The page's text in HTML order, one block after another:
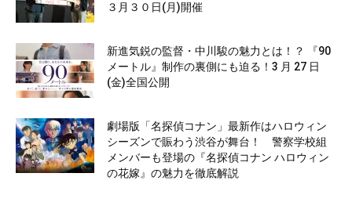
３月３０日(月)開催
新進気鋭の監督・中川駿の魅力とは！？ 『90
メートル』制作の裏側にも迫る！3 月 27 日
(金)全国公開
劇場版「名探偵コナン」最新作はハロウィン
シーズンで賑わう渋谷が舞台！ 警察学校組
メンバーも登場の『名探偵コナン ハロウィン
の花嫁』の魅力を徹底解説